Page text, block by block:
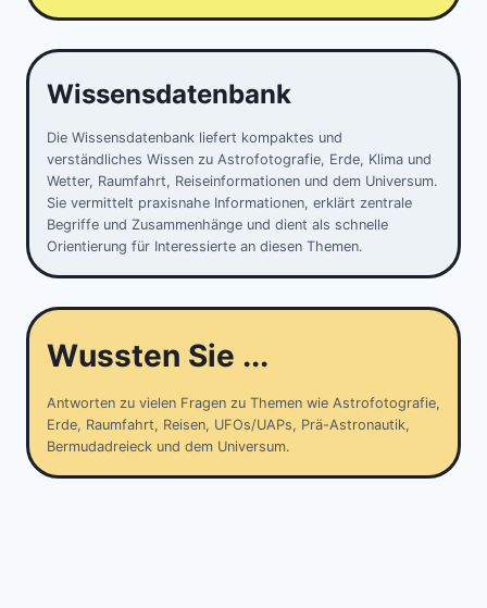
Wissensdatenbank
Die Wissensdatenbank liefert kompaktes und
verständliches Wissen zu Astrofotografie, Erde, Klima und
Wetter, Raumfahrt, Reiseinformationen und dem Universum.
Sie vermittelt praxisnahe Informationen, erklärt zentrale
Begriffe und Zusammenhänge und dient als schnelle
Orientierung für Interessierte an diesen Themen.
Wussten Sie ...
Antworten zu vielen Fragen zu Themen wie Astrofotografie,
Erde, Raumfahrt, Reisen, UFOs/UAPs, Prä-Astronautik,
Bermudadreieck und dem Universum.